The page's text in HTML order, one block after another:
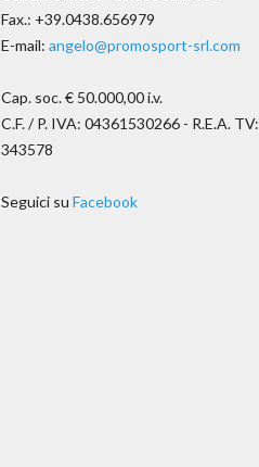
Fax.: +39.0438.656979
E-mail: angelo@promosport-srl.com
Cap. soc. € 50.000,00 i.v.
C.F. / P. IVA: 04361530266 - R.E.A. TV:
343578
Seguici su Facebook